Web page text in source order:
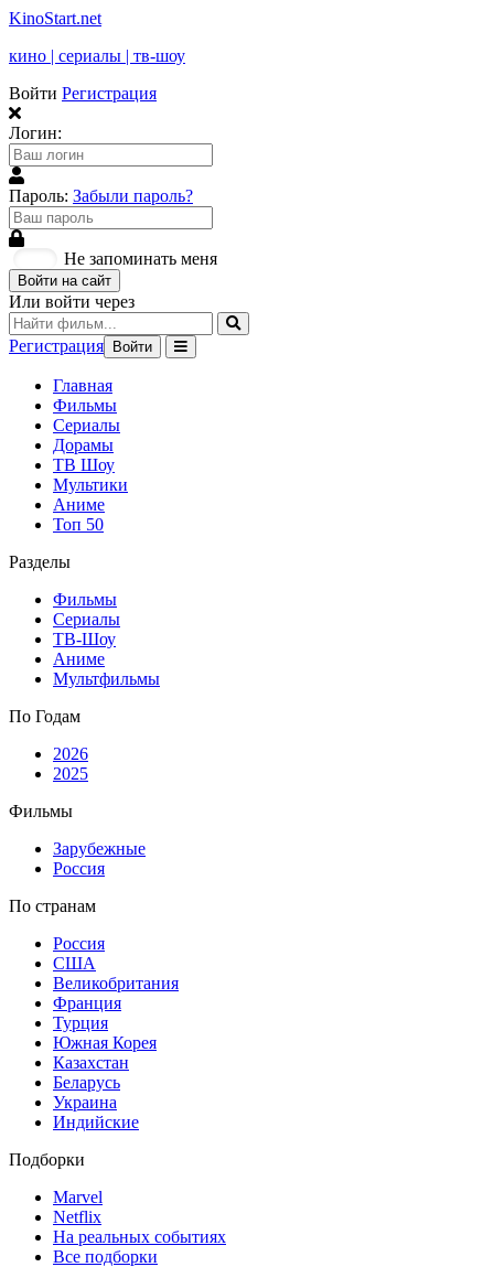
KinoStart.net
кино | сериалы | тв-шоу
Войти Регистрация
Логин:
Пароль: Забыли пароль?
Не запоминать меня
Войти на сайт
Или войти через
Регистрация Войти
Главная
Фильмы
Сериалы
Дорамы
ТВ Шоу
Мультики
Аниме
Топ 50
Разделы
Фильмы
Сериалы
ТВ-Шоу
Аниме
Мультфильмы
По Годам
2026
2025
Фильмы
Зарубежные
Россия
По странам
Россия
США
Великобритания
Франция
Турция
Южная Корея
Казахстан
Беларусь
Украина
Индийские
Подборки
Marvel
Netflix
На реальных событиях
Все подборки